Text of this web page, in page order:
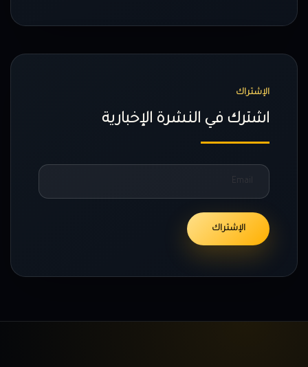
الإشتراك
اشترك في النشرة الإخبارية